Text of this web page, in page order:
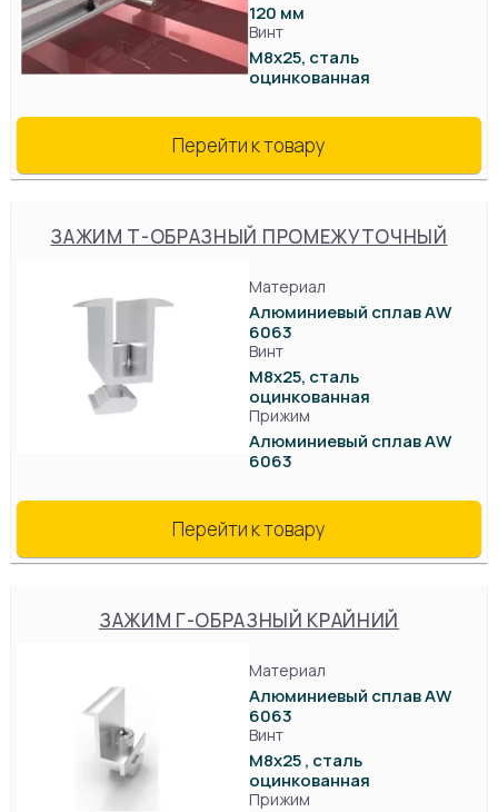
120 мм
Винт
М8х25, сталь
оцинкованная
Перейти к товару
ЗАЖИМ Т-ОБРАЗНЫЙ ПРОМЕЖУТОЧНЫЙ
Материал
Алюминиевый сплав AW
6063
Винт
М8х25, сталь
оцинкованная
Прижим
Алюминиевый сплав AW
6063
Перейти к товару
ЗАЖИМ Г-ОБРАЗНЫЙ КРАЙНИЙ
Материал
Алюминиевый сплав AW
6063
Винт
М8х25 , сталь
оцинкованная
Прижим